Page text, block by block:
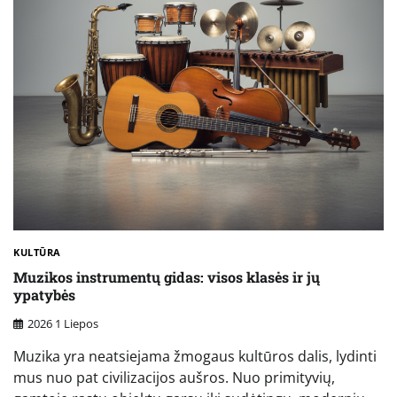
KULTŪRA
Muzikos instrumentų gidas: visos klasės ir jų
ypatybės
2026 1 Liepos
Muzika yra neatsiejama žmogaus kultūros dalis, lydinti
mus nuo pat civilizacijos aušros. Nuo primityvių,